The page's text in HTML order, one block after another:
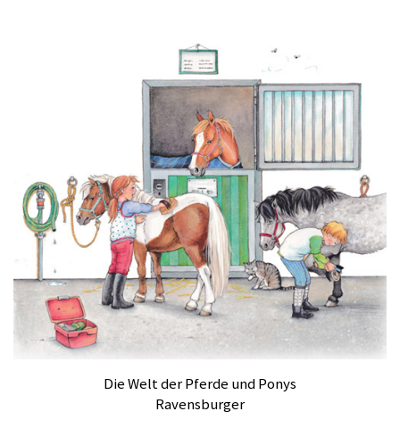
Die Welt der Pferde und Ponys
Ravensburger